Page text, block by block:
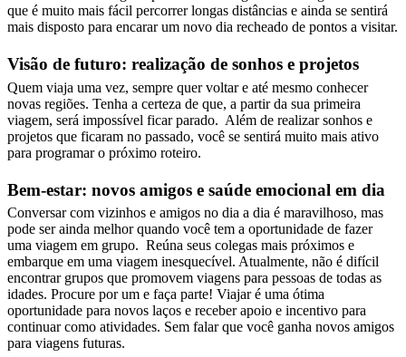
que é muito mais fácil percorrer longas distâncias e ainda se sentirá
mais disposto para encarar um novo dia recheado de pontos a visitar.
Visão de futuro: realização de sonhos e projetos
Quem viaja uma vez, sempre quer voltar e até mesmo conhecer
novas regiões. Tenha a certeza de que, a partir da sua primeira
viagem, será impossível ficar parado. Além de realizar sonhos e
projetos que ficaram no passado, você se sentirá muito mais ativo
para programar o próximo roteiro.
Bem-estar: novos amigos e saúde emocional em dia
Conversar com vizinhos e amigos no dia a dia é maravilhoso, mas
pode ser ainda melhor quando você tem a oportunidade de fazer
uma viagem em grupo. Reúna seus colegas mais próximos e
embarque em uma viagem inesquecível. Atualmente, não é difícil
encontrar grupos que promovem viagens para pessoas de todas as
idades. Procure por um e faça parte! Viajar é uma ótima
oportunidade para novos laços e receber apoio e incentivo para
continuar como atividades. Sem falar que você ganha novos amigos
para viagens futuras.